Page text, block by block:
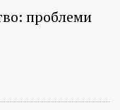
проблеми